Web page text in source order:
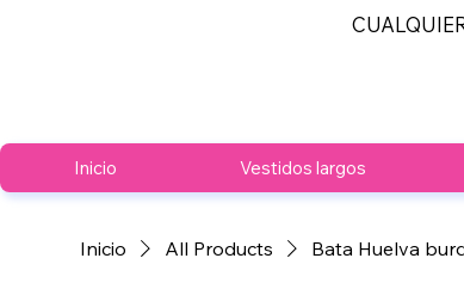
Inicio Vestidos largos
Inicio All Products Bata Huelva